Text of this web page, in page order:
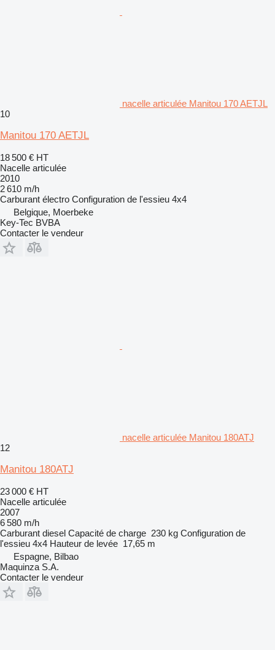
nacelle articulée Manitou 170 AETJL
10
Manitou 170 AETJL
18 500 € HT
Nacelle articulée
2010
2 610 m/h
Carburant électro Configuration de l'essieu 4x4
Belgique, Moerbeke
Key-Tec BVBA
Contacter le vendeur
nacelle articulée Manitou 180ATJ
12
Manitou 180ATJ
23 000 € HT
Nacelle articulée
2007
6 580 m/h
Carburant diesel Capacité de charge 230 kg Configuration de
l'essieu 4x4 Hauteur de levée 17,65 m
Espagne, Bilbao
Maquinza S.A.
Contacter le vendeur